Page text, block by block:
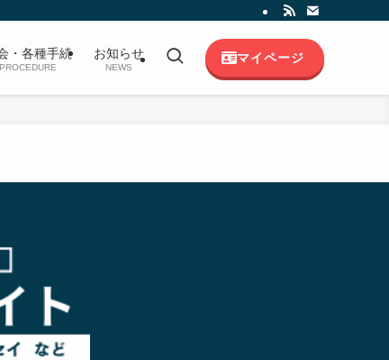
・各種手続
PROCEDURE
お知らせ
NEWS
マイページ